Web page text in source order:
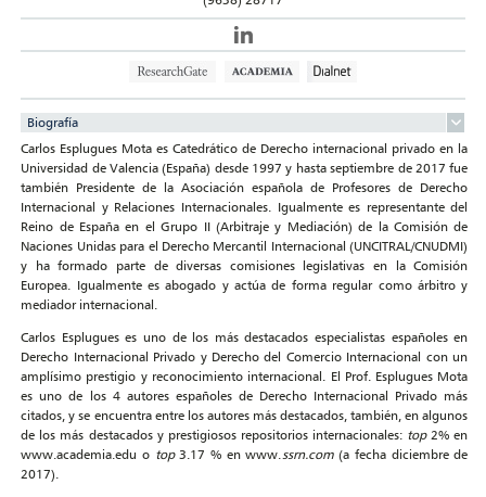
Biografía
Carlos Esplugues Mota es Catedrático de Derecho internacional privado en la
Universidad de Valencia (España) desde 1997 y hasta septiembre de 2017 fue
también Presidente de la Asociación española de Profesores de Derecho
Internacional y Relaciones Internacionales. Igualmente es representante del
Reino de España en el Grupo II (Arbitraje y Mediación) de la Comisión de
Naciones Unidas para el Derecho Mercantil Internacional (UNCITRAL/CNUDMI)
y ha formado parte de diversas comisiones legislativas en la Comisión
Europea. Igualmente es abogado y actúa de forma regular como árbitro y
mediador internacional.
Carlos Esplugues es uno de los más destacados especialistas españoles en
Derecho Internacional Privado y Derecho del Comercio Internacional con un
amplísimo prestigio y reconocimiento internacional. El Prof. Esplugues Mota
es uno de los 4 autores españoles de Derecho Internacional Privado más
citados, y se encuentra entre los autores más destacados, también, en algunos
de los más destacados y prestigiosos repositorios internacionales: top2% en
www.academia.edu o top3.17 % en www.ssrn.com(a fecha diciembre de
2017).